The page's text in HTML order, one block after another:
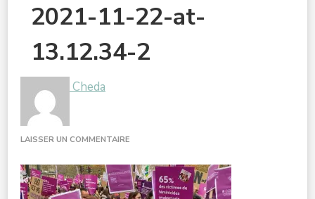
2021-11-22-at-
13.12.34-2
Cheda
LAISSER UN COMMENTAIRE
IMAGE-
2021-
11-